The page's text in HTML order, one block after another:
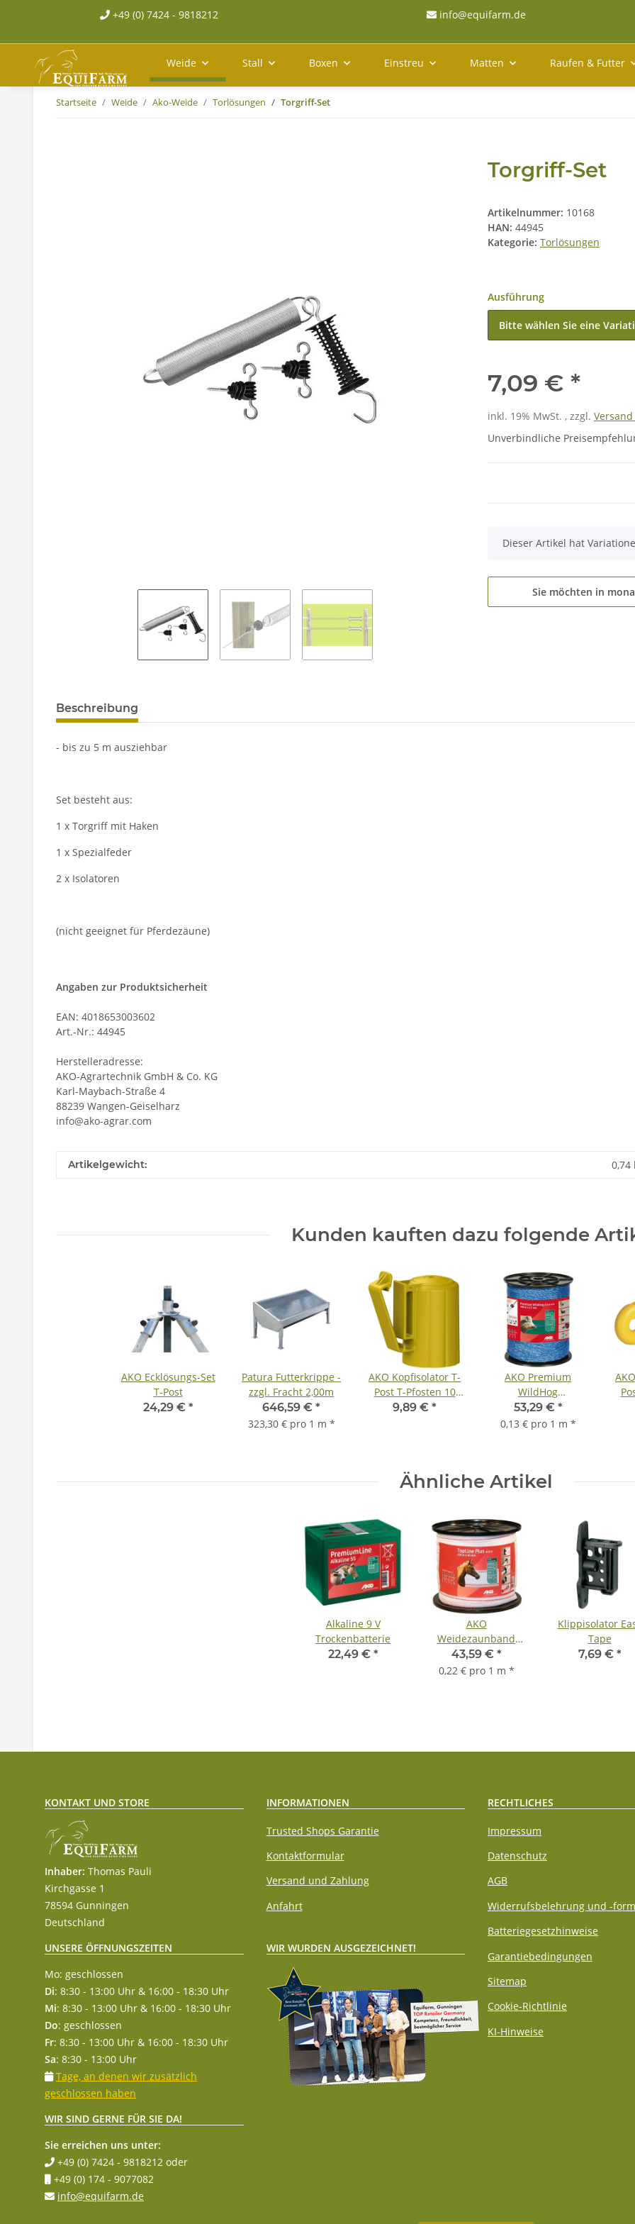
+49 (0) 7424 - 9818212 info@equifarm.de
Weide Stall Boxen Einstreu Matten Raufen & Futter
Startseite Weide Ako-Weide Torlösungen Torgriff-Set
Torgriff-Set
Artikelnummer: 10168
HAN: 44945
Kategorie: Torlösungen
Ausführung
Bitte wählen Sie eine
7,09 € *
inkl. 19% MwSt. , zzgl. Versand
Unverbindliche
x
Dieser Artikel hat
Sie möchten in
Beschreibung
- bis zu 5 m ausziehbar
Set besteht aus:
1 x Torgriff mit Haken
1 x Spezialfeder
2 x Isolatoren
(nicht geeignet für Pferdezäune)
Angaben zur Produktsicherheit
EAN: 4018653003602
Art.-Nr.: 44945
Herstelleradresse:
AKO-Agrartechnik GmbH & Co. KG
Karl-Maybach-Straße 4
88239 Wangen-Geiselharz
info@ako-agrar.com
Artikelgewicht: 0,74
Kunden kauften dazu folgende
AKO Ecklösungs-Set
T-Post
24,29 € *
Patura Futterkrippe -
zzgl. Fracht 2,00m
646,59 € *
323,30 € pro 1 m *
AKO Kopfisolator T-
Post T-Pfosten 10
Stück - Gelb 10
9,89 € *
AKO Premium
WildHog
Weidezaunlitze
400m
53,29 € *
0,13 € pro 1 m *
Ähnliche Artikel
Alkaline 9 V
Trockenbatterie
22,49 € *
AKO
Weidezaunband
Topline Plus 40mm
200m TriCond
43,59 € *
0,22 € pro 1 m *
Klippisolator
Tape
7,69 € *
KONTAKT UND STORE
Inhaber: Thomas Pauli
Kirchgasse 1
78594 Gunningen
Deutschland
UNSERE ÖFFNUNGSZEITEN
Mo: geschlossen
Di: 8:30 - 13:00 Uhr & 16:00 - 18:30 Uhr
Mi: 8:30 - 13:00 Uhr & 16:00 - 18:30 Uhr
Do: geschlossen
Fr: 8:30 - 13:00 Uhr & 16:00 - 18:30 Uhr
Sa: 8:30 - 13:00 Uhr
Tage, an denen wir zusätzlich
geschlossen haben
WIR SIND GERNE FÜR SIE DA!
Sie erreichen uns unter:
+49 (0) 7424 - 9818212 oder
+49 (0) 174 - 9077082
info@equifarm.de
INFORMATIONEN
Trusted Shops Garantie
Kontaktformular
Versand und Zahlung
Anfahrt
WIR WURDEN AUSGEZEICHNET!
RECHTLICHES
Impressum
Datenschutz
AGB
Widerrufsbelehrung und -
Batteriegesetzhinweise
Garantiebedingungen
Sitemap
Cookie-Richtlinie
KI-Hinweise